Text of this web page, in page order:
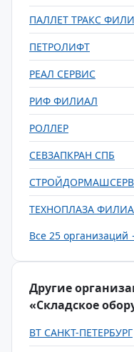
ПАЛЛЕТ ТРАКС
ПЕТРОЛИФТ
РЕАЛ СЕРВИС
РИФ ФИЛИАЛ
РОЛЛЕР
СЕВЗАПКРАН СПБ
ТЕХНОПЛАЗА
Все 25 организаций
Другие
«Складское
BT САНКТ-ПЕТЕРБУРГ